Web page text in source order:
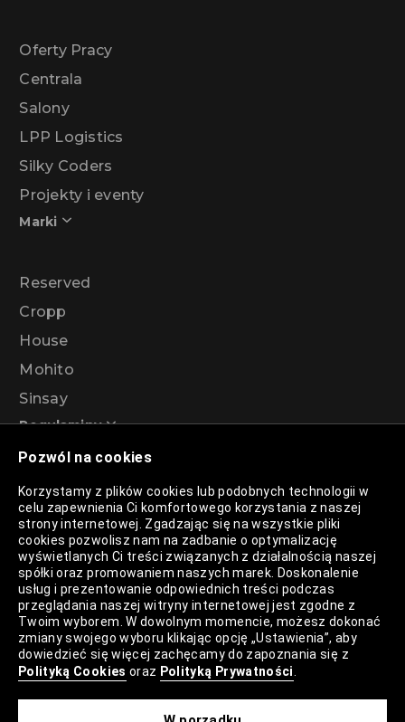
Pozwól na cookies
Korzystamy z plików cookies lub podobnych technologii w
celu zapewnienia Ci komfortowego korzystania z naszej
strony internetowej. Zgadzając się na wszystkie pliki
cookies pozwolisz nam na zadbanie o optymalizację
wyświetlanych Ci treści związanych z działalnością naszej
spółki oraz promowaniem naszych marek. Doskonalenie
usług i prezentowanie odpowiednich treści podczas
przeglądania naszej witryny internetowej jest zgodne z
Twoim wyborem. W dowolnym momencie, możesz dokonać
zmiany swojego wyboru klikając opcję „Ustawienia”, aby
dowiedzieć się więcej zachęcamy do zapoznania się z
Polityką Cookies oraz Polityką Prywatności
Oferty Pracy
Centrala
Salony
LPP Logistics
Silky Coders
Projekty i eventy
Marki
Reserved
Cropp
House
Mohito
Sinsay
Regulaminy
Regulamin akcji promocyjnej – Program
rabatowy 99%
Polityka Prywatności
Polityka Plików Cookies
Lista Plików Cookies
Lista Zaufanych Partnerów
Ustawienia Cookies